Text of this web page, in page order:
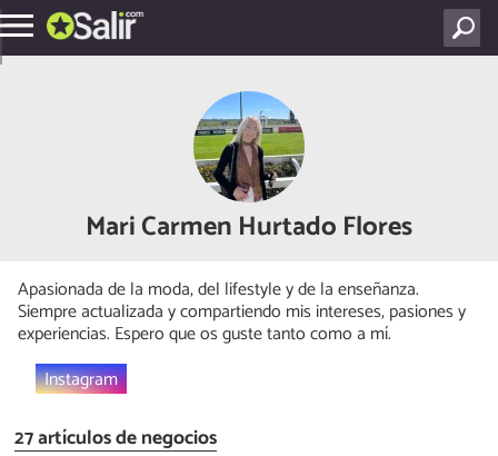
Mari Carmen Hurtado Flores
Apasionada de la moda, del lifestyle y de la enseñanza.
Siempre actualizada y compartiendo mis intereses, pasiones y
experiencias. Espero que os guste tanto como a mí.
Instagram
27 artículos de negocios